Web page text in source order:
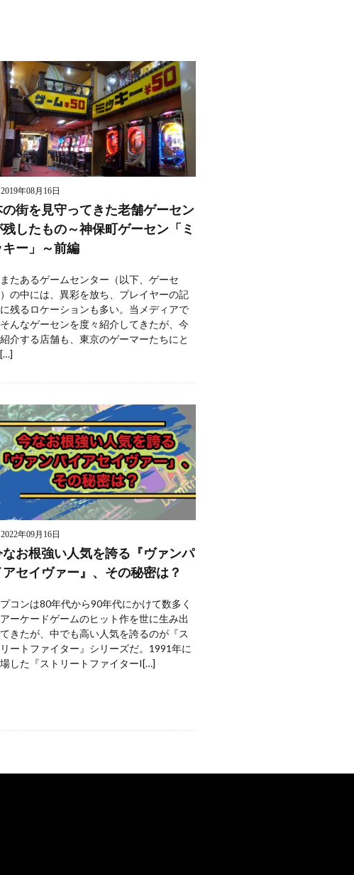
2019年08月16日
の街を見守ってきた老舗ゲーセン
残したもの～神保町ゲーセン「ミ
キー」～前編
たあるゲームセンター（以下、ゲーセ
の中には、異彩を放ち、プレイヤーの記
残るロケーションも多い。当メディアで
んなゲーセンを度々紹介してきたが、今
介する店舗も、東京のゲーマーたちにと
2022年09月16日
なお根強い人気を誇る『ヴァンパ
アセイヴァー』、その秘密は？
コンは80年代から90年代にかけて数多く
ーケードゲームのヒット作を世に生み出
てきたが、中でも高い人気を誇るのが『ス
リートファイター』シリーズだ。1991年に
した『ストリートファイターI[…]